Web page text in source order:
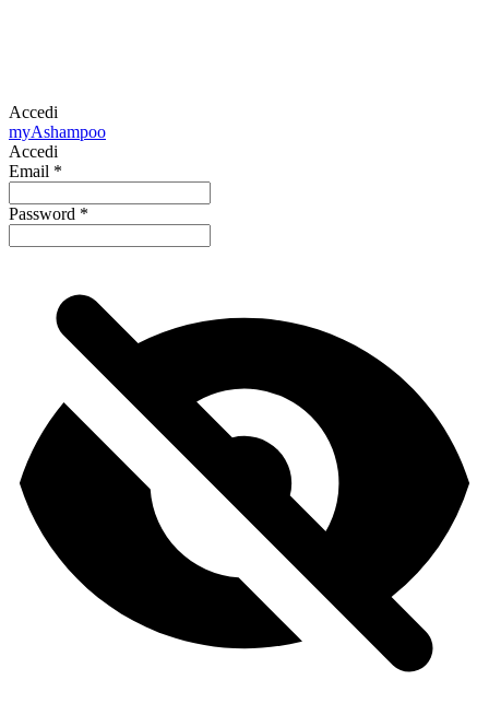
Accedi
myAshampoo
Accedi
Email *
Password *